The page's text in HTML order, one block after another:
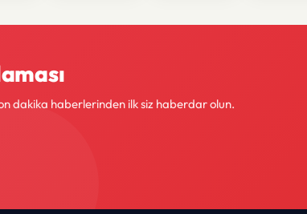
dakika haberlerinden ilk siz haberdar olun.